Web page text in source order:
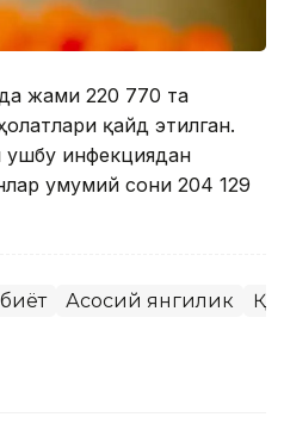
жами 220 770 та
қайд этилган.
ушбу инфекциядан
умумий сони 204 129
Асосий янгилик ҚР